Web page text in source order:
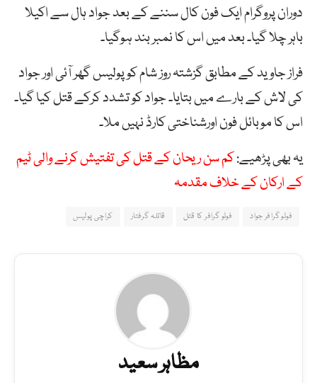
دوران پروگرام ایک فون کال سننے کے بعد جواد ہال سے اکیلا
باہر چلا گیا۔ بعد میں اس کا نمبر بند ہوگیا۔
فراز جاوید کے مطابق گزشتہ روز شام کو پولیس گھر آئی اور جواد
کی لاش کے بارے میں بتایا۔ جواد کو تشدد کرکے قتل کیا گیا۔
اس کا موبائل فون اورشناختی کارڈ نہیں ملا۔
یہ بھی پڑھیے:کم سن ریحان کے قتل کی تفتیش کرنے والی ٹیم
کے ارکان کے خلاف مقدمہ
فوٹو گرافر جواد فوٹو گرافر کا قتل قاتلہ گرفتار کراچی پولیس
مظاہر سعید